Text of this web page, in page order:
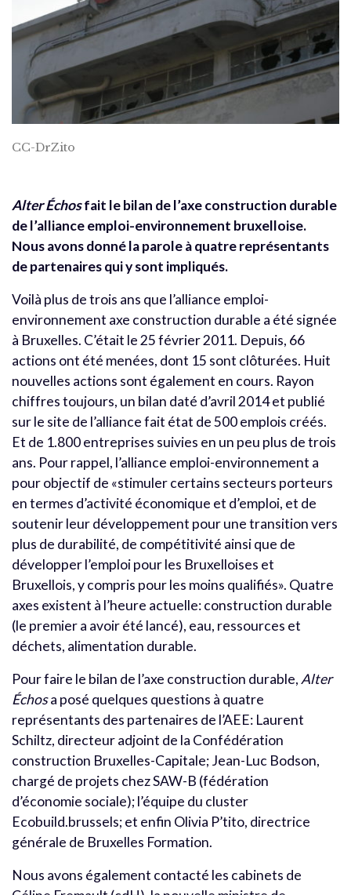
CC-DrZito
Alter Échosfait le bilan de l’axe construction durable
de l’alliance emploi-environnement bruxelloise.
Nous avons donné la parole à quatre représentants
departenairesqui y sont impliqués.
Voilà plus de trois ans que l’alliance emploi-
environnement axe construction durable a été signée
à Bruxelles. C’était le 25 février 2011. Depuis, 66
actions ont été menées, dont 15 sont clôturées. Huit
nouvelles actions sont également en cours. Rayon
chiffres toujours, un bilan daté d’avril 2014 et publié
sur le site de l’alliance fait état de 500 emplois créés.
Et de 1.800 entreprises suivies en un peu plus de trois
ans. Pour rappel, l’alliance emploi-environnement a
pour objectif de «stimuler certains secteurs porteurs
en termes d’activité économique et d’emploi, et de
soutenir leur développement pour une transition vers
plus de durabilité, de compétitivité ainsi que de
développer l’emploi pour les Bruxelloises et
Bruxellois, y compris pour les moins qualifiés». Quatre
axes existent à l’heure actuelle: construction durable
(le premier a avoir été lancé), eau, ressources et
déchets, alimentation durable.
Pour faire le bilan de l’axe construction durable,Alter
Échosa posé quelques questions à quatre
représentants des partenaires de l’AEE: Laurent
Schiltz, directeur adjoint de la Confédération
construction Bruxelles-Capitale; Jean-Luc Bodson,
chargé de projets chez SAW-B (fédération
d’économie sociale); l’équipe du cluster
Ecobuild.brussels; et enfin Olivia P’tito, directrice
générale de Bruxelles Formation.
Nous avons également contacté les cabinets de